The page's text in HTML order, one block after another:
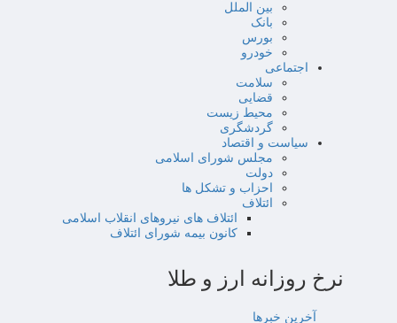
بین الملل
بانک
بورس
خودرو
اجتماعی
سلامت
قضایی
محیط زیست
گردشگری
سیاست و اقتصاد
مجلس شورای اسلامی
دولت
احزاب و تشکل ها
ائتلاف
ائتلاف های نیروهای انقلاب اسلامی
کانون بیمه شورای ائتلاف
نرخ روزانه ارز و طلا
آخرین خبرها